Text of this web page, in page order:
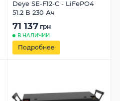
Deye SE-F12-C - LiFePO4
51.2 В 230 Ач
71 137 грн
В НАЛИЧИИ
Подробнее